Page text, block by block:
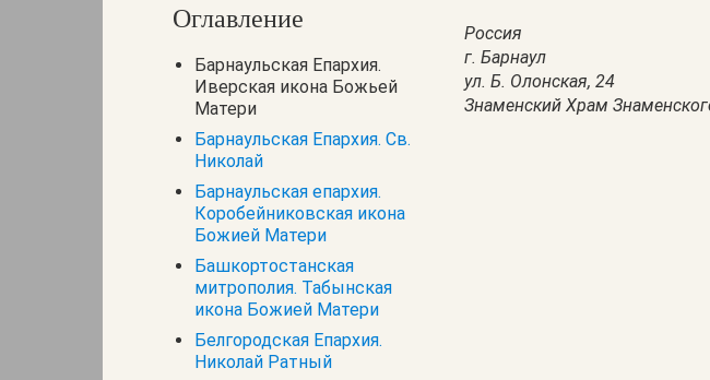
Оглавление
Барнаульская Епархия.
Иверская икона Божьей
Матери
Барнаульская Епархия. Св.
Николай
Барнаульская епархия.
Коробейниковская икона
Божией Матери
Башкортостанская
митрополия. Табынская
икона Божией Матери
Белгородская Епархия.
Николай Ратный
Россия
г. Барнаул
ул. Б. Олонская, 24
Знаменский Храм